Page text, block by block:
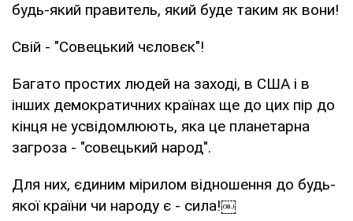
будь-який правитель, який буде таким як вони!
Свій - "Совецький чєловєк"!
Багато простих людей на заході, в США і в
інших демократичних країнах ще до цих пір до
кінця не усвідомлюють, яка це планетарна
загроза - "совецький народ".
Для них, єдиним мірилом відношення до будь-
якої країни чи народу є - сила!￼